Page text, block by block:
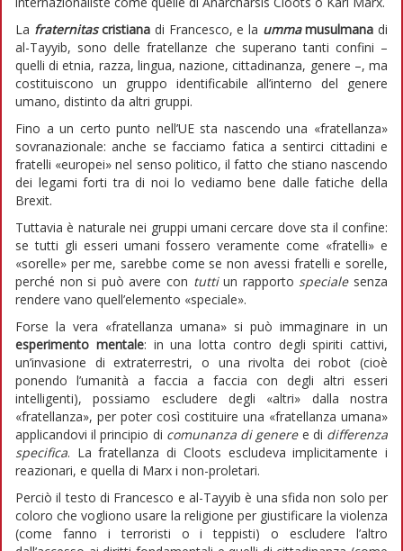
La fraternitascristiana di Francesco, e la ummamusulmana di
al-Tayyib, sono delle fratellanze che superano tanti confini –
quelli di etnia, razza, lingua, nazione, cittadinanza, genere –, ma
costituiscono un gruppo identificabile all’interno del genere
umano, distinto da altri gruppi.
Fino a un certo punto nell’UE sta nascendo una «fratellanza»
sovranazionale: anche se facciamo fatica a sentirci cittadini e
fratelli «europei» nel senso politico, il fatto che stiano nascendo
dei legami forti tra di noi lo vediamo bene dalle fatiche della
Brexit.
Tuttavia è naturale nei gruppi umani cercare dove sta il confine:
se tutti gli esseri umani fossero veramente come «fratelli» e
«sorelle» per me, sarebbe come se non avessi fratelli e sorelle,
perché non si può avere con tuttiun rapporto specialesenza
rendere vano quell’elemento «speciale».
Forse la vera «fratellanza umana» si può immaginare in un
esperimento mentale: in una lotta contro degli spiriti cattivi,
un’invasione di extraterrestri, o una rivolta dei robot (cioè
ponendo l’umanità a faccia a faccia con degli altri esseri
intelligenti), possiamo escludere degli «altri» dalla nostra
«fratellanza», per poter così costituire una «fratellanza umana»
applicandovi il principio di comunanza di generee di differenza
specifica. La fratellanza di Cloots escludeva implicitamente i
reazionari, e quella di Marx i non-proletari.
Perciò il testo di Francesco e al-Tayyib è una sfida non solo per
coloro che vogliono usare la religione per giustificare la violenza
(come fanno i terroristi o i teppisti) o escludere l’altro